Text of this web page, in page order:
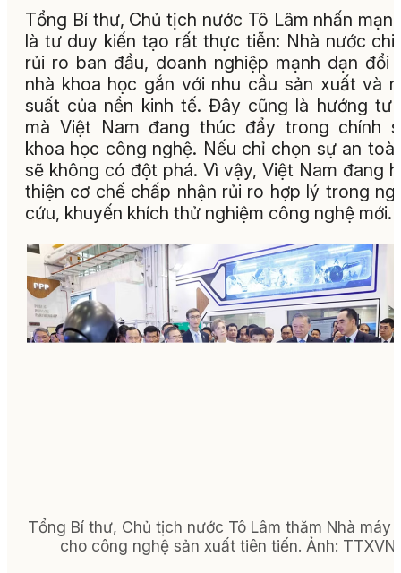
Tổng Bí thư, Chủ tịch nước Tô Lâm nhấn
là tư duy kiến tạo rất thực tiễn: Nhà nước
rủi ro ban đầu, doanh nghiệp mạnh dạn đổi
nhà khoa học gắn với nhu cầu sản xuất và
suất của nền kinh tế. Đây cũng là hướng tư
mà Việt Nam đang thúc đẩy trong chính
khoa học công nghệ. Nếu chỉ chọn sự an
sẽ không có đột phá. Vì vậy, Việt Nam đang
thiện cơ chế chấp nhận rủi ro hợp lý trong
cứu, khuyến khích thử nghiệm công nghệ mới.
Tổng Bí thư, Chủ tịch nước Tô Lâm thăm Nhà máy
cho công nghệ sản xuất tiên tiến. Ảnh: TTXVN